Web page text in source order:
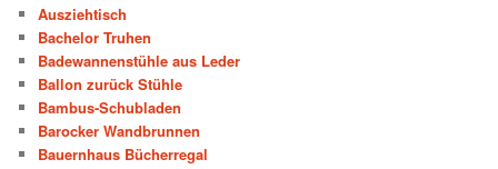
Ausziehtisch
Bachelor Truhen
Badewannenstühle aus Leder
Ballon zurück Stühle
Bambus-Schubladen
Barocker Wandbrunnen
Bauernhaus Bücherregal